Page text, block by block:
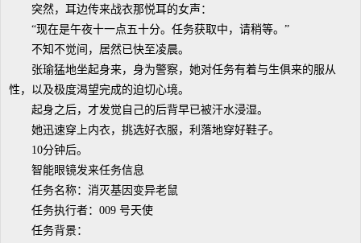
突然，耳边传来战衣那悦耳的女声：
“现在是午夜十一点五十分。任务获取中，请稍等。”
不知不觉间，居然已快至凌晨。
张瑜猛地坐起身来，身为警察，她对任务有着与生俱来的服从
性，以及极度渴望完成的迫切心境。
起身之后，才发觉自己的后背早已被汗水浸湿。
她迅速穿上内衣，挑选好衣服，利落地穿好鞋子。
10分钟后。
智能眼镜发来任务信息
任务名称：消灭基因变异老鼠
任务执行者：009 号天使
任务背景：